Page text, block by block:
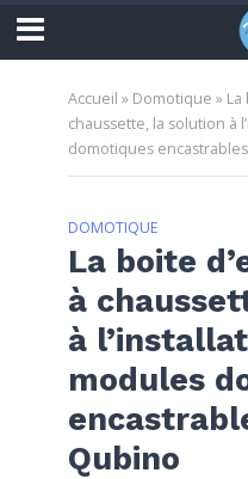
Accueil » Domotique » La
chaussette, la solution à
domotiques
DOMOTIQUE
La boite
à
à
modules
Qubino